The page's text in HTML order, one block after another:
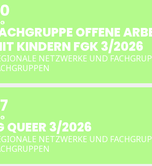
OFFENE
KINDERN FGK 3/2026
NETZWERKE UND
QUEER 3/2026
NETZWERKE UND